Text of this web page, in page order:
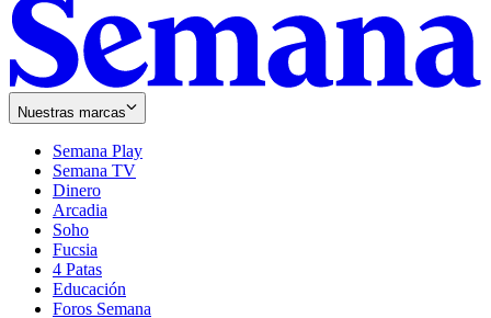
Nuestras marcas
Semana Play
Semana TV
Dinero
Arcadia
Soho
in
new
window
Fucsia
in
new
window
4 Patas
Educación
Foros Semana